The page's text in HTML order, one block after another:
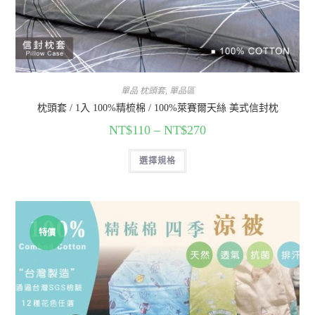
單品 枕頭套, 單品區
枕頭套 / 1入 100%精梳棉 / 100%萊賽爾天絲 美式信封枕
NT$110 – NT$270
選擇規格
特價